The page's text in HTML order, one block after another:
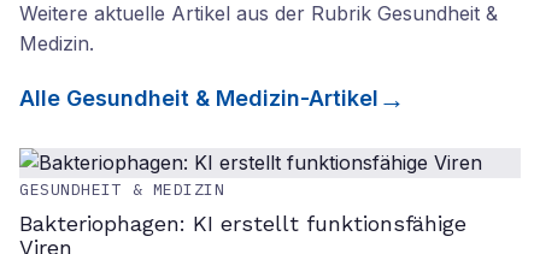
Weitere aktuelle Artikel aus der Rubrik Gesundheit &
Medizin.
Alle Gesundheit & Medizin-Artikel
GESUNDHEIT & MEDIZIN
Bakteriophagen: KI erstellt funktionsfähige
Viren